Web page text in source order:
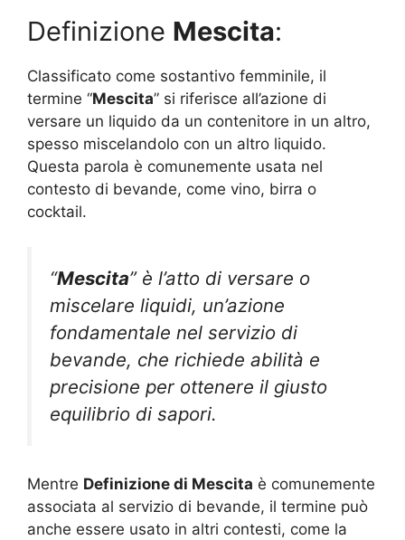
Definizione Mescita:
Classificato come sostantivo femminile, il
termine “Mescita” si riferisce all’azione di
versare un liquido da un contenitore in un altro,
spesso miscelandolo con un altro liquido.
Questa parola è comunemente usata nel
contesto di bevande, come vino, birra o
cocktail.
“Mescita” è l’atto di versare o
miscelare liquidi, un’azione
fondamentale nel servizio di
bevande, che richiede abilità e
precisione per ottenere il giusto
equilibrio di sapori.
Mentre Definizione di Mescita è comunemente
associata al servizio di bevande, il termine può
anche essere usato in altri contesti, come la